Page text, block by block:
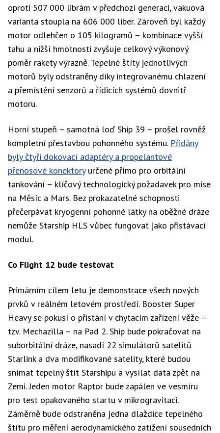
oproti 507 000 librám v předchozí generaci, vakuová
varianta stoupla na 606 000 liber. Zároveň byl každý
motor odlehčen o 105 kilogramů – kombinace vyšší
tahu a nižší hmotnosti zvyšuje celkový výkonový
poměr rakety výrazně. Tepelné štíty jednotlivých
motorů byly odstraněny díky integrovanému chlazení
a přemístění senzorů a řídicích systémů dovnitř
motoru.
Horní stupeň – samotná loď Ship 39 – prošel rovněž
kompletní přestavbou pohonného systému. Přidány
byly čtyři dokovací adaptéry a propelantové
přenosové konektoryurčené přímo pro orbitální
tankování – klíčový technologický požadavek pro mise
na Měsíc a Mars. Bez prokazatelné schopnosti
přečerpávat kryogenní pohonné látky na oběžné dráze
nemůže Starship HLS vůbec fungovat jako přistávací
modul.
Co Flight 12 bude testovat
Primárním cílem letu je demonstrace všech nových
prvků v reálném letovém prostředí. Booster Super
Heavy se pokusí o přistání v chytacím zařízení věže –
tzv. Mechazilla – na Pad 2. Ship bude pokračovat na
suborbitální dráze, nasadí 22 simulátorů satelitů
Starlink a dva modifikované satelity, které budou
snímat tepelný štít Starshipu a vysílat data zpět na
Zemi. Jeden motor Raptor bude zapálen ve vesmíru
pro test opakovaného startu v mikrogravitaci.
Záměrně bude odstraněna jedna dlaždice tepelného
štítu pro měření aerodynamického zatížení sousedních